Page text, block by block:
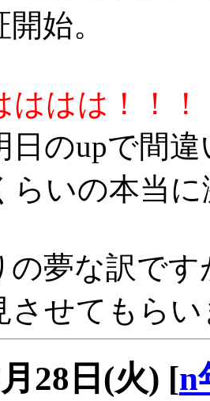
始。
ははは！！！
日のupで間
らいの本当
の夢な訳で
させてもら
28日(火) [n